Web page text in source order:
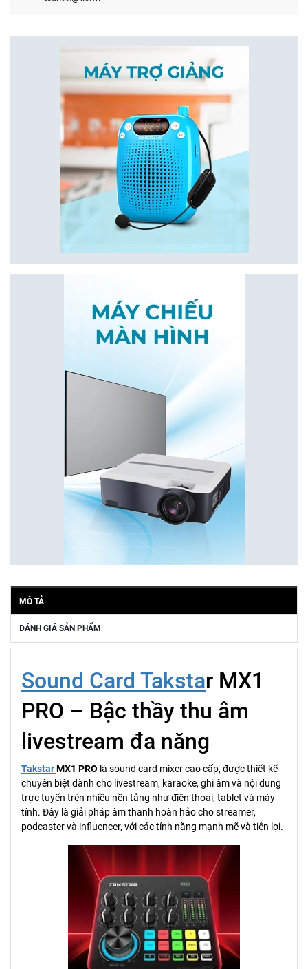
MÔ TẢ
ĐÁNH GIÁ SẢN PHẨM
Sound Card Takstar MX1
PRO – Bậc thầy thu âm
livestream đa năng
TakstarMX1 PRO là sound card mixer cao cấp, được thiết kế
chuyên biệt dành cho livestream, karaoke, ghi âm và nội dung
trực tuyến trên nhiều nền tảng như điện thoại, tablet và máy
tính. Đây là giải pháp âm thanh hoàn hảo cho streamer,
podcaster và influencer, với các tính năng mạnh mẽ và tiện lợi.